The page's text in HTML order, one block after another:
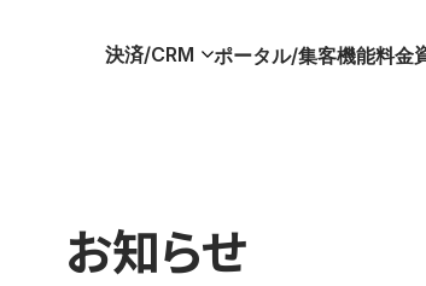
決済/CRM ポータル/集客機能料金
お知らせ